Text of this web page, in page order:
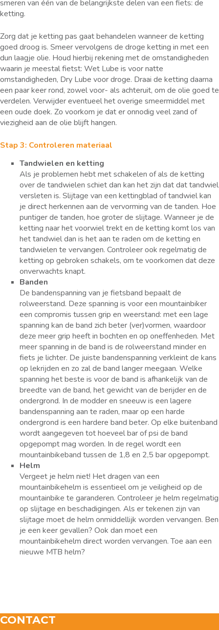
smeren van één van de belangrijkste delen van een fiets: de
ketting.
Zorg dat je ketting pas gaat behandelen wanneer de ketting
goed droog is. Smeer vervolgens de droge ketting in met een
dun laagje olie. Houd hierbij rekening met de omstandigheden
waarin je meestal fietst: Wet Lube is voor natte
omstandigheden, Dry Lube voor droge. Draai de ketting daarna
een paar keer rond, zowel voor- als achteruit, om de olie goed te
verdelen. Verwijder eventueel het overige smeermiddel met
een oude doek. Zo voorkom je dat er onnodig veel zand of
viezigheid aan de olie blijft hangen.
Stap 3: Controleren materiaal
Tandwielen en ketting
Als je problemen hebt met schakelen of als de ketting
over de tandwielen schiet dan kan het zijn dat dat tandwiel
versleten is. Slijtage van een kettingblad of tandwiel kan
je direct herkennen aan de vervorming van de tanden. Hoe
puntiger de tanden, hoe groter de slijtage. Wanneer je de
ketting naar het voorwiel trekt en de ketting komt los van
het tandwiel dan is het aan te raden om de ketting en
tandwielen te vervangen. Controleer ook regelmatig de
ketting op gebroken schakels, om te voorkomen dat deze
onverwachts knapt.
Banden
De bandenspanning van je fietsband bepaalt de
rolweerstand. Deze spanning is voor een mountainbiker
een compromis tussen grip en weerstand: met een lage
spanning kan de band zich beter (ver)vormen, waardoor
deze meer grip heeft in bochten en op oneffenheden. Met
meer spanning in de band is de rolweerstand minder en
fiets je lichter. De juiste bandenspanning verkleint de kans
op lekrijden en zo zal de band langer meegaan. Welke
spanning het beste is voor de band is afhankelijk van de
breedte van de band, het gewicht van de berijder en de
ondergrond. In de modder en sneeuw is een lagere
bandenspanning aan te raden, maar op een harde
ondergrond is een hardere band beter. Op elke buitenband
wordt aangegeven tot hoeveel bar of psi de band
opgepompt mag worden. In de regel wordt een
mountainbikeband tussen de 1,8 en 2,5 bar opgepompt.
Helm
Vergeet je helm niet! Het dragen van een
mountainbikehelm is essentieel om je veiligheid op de
mountainbike te garanderen. Controleer je helm regelmatig
op slijtage en beschadigingen. Als er tekenen zijn van
slijtage moet de helm onmiddellijk worden vervangen. Ben
je een keer gevallen? Ook dan moet een
mountainbikehelm direct worden vervangen. Toe aan een
nieuwe MTB helm?
CONTACT